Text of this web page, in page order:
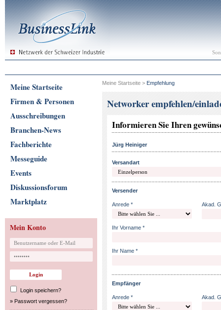
Meine Startseite
Firmen & Personen
Ausschreibungen
Branchen-News
Fachberichte
Messeguide
Events
Diskussionsforum
Marktplatz
Mein Konto
Login speichern?
» Passwort vergessen?
Meine Startseite > Empfehlung
Networker empfehlen/
Informieren Sie Ihren
Jürg Heiniger
Versandart
Versender
Anrede * Akad.
Ihr Vorname *
Ihr Name *
Empfänger
Anrede * Akad.